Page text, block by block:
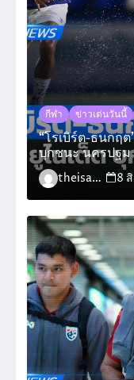
กีฬา ข่าวเด่นวันนี้
“โรเบิร์ต-ธนกฤ
บุกชนะ นครปฐม
นัดรวด
theisara_admin 8